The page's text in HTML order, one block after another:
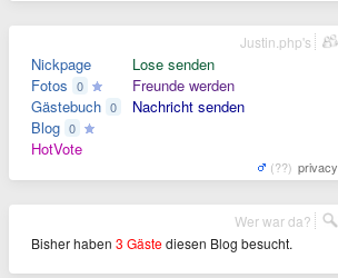
Nickpage
Fotos 0
Gästebuch 0
Blog 0
HotVote
Lose senden
Freunde werden
Nachricht senden
(??) privacy
Justin.php's
Bisher haben 3 Gästediesen Blog besucht.
Wer war da?